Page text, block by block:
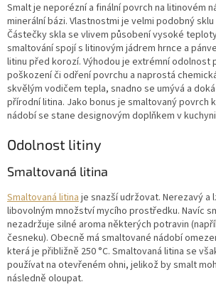
Smalt je neporézní a finální povrch na litinovém
minerální bázi. Vlastnostmi je velmi podobný
Částečky skla se vlivem působení vysoké
smaltování spojí s litinovým jádrem hrnce a
litinu před korozí. Výhodou je extrémní odolnost
poškození či odření povrchu a naprostá
skvělým vodičem tepla, snadno se umývá a
přírodní litina. Jako bonus je smaltovaný povrch
nádobí se stane designovým doplňkem v
Odolnost litiny
Smaltovaná litina
Smaltovaná litinaje snazší udržovat. Nerezavý a
libovolným množství mycího prostředku. Navíc
nezadržuje silné aroma některých potravin
česneku). Obecně má smaltované nádobí
která je přibližně 250 °C. Smaltovaná litina se
používat na otevřeném ohni, jelikož by smalt
následně oloupat.